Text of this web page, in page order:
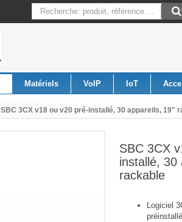
Matériels VoIP IoT
SBC 3CX v18 ou v20 pré-installé, 30 appareils, 19"
SBC 3CX
installé, 30
rackable
Logiciel
préinstallé